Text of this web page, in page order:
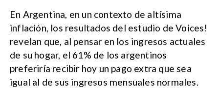
En Argentina, en un contexto de altísima
inflación, los resultados del estudio de Voices!
revelan que, al pensar en los ingresos actuales
de su hogar, el 61% de los argentinos
preferiría recibir hoy un pago extra que sea
igual al de sus ingresos mensuales normales.